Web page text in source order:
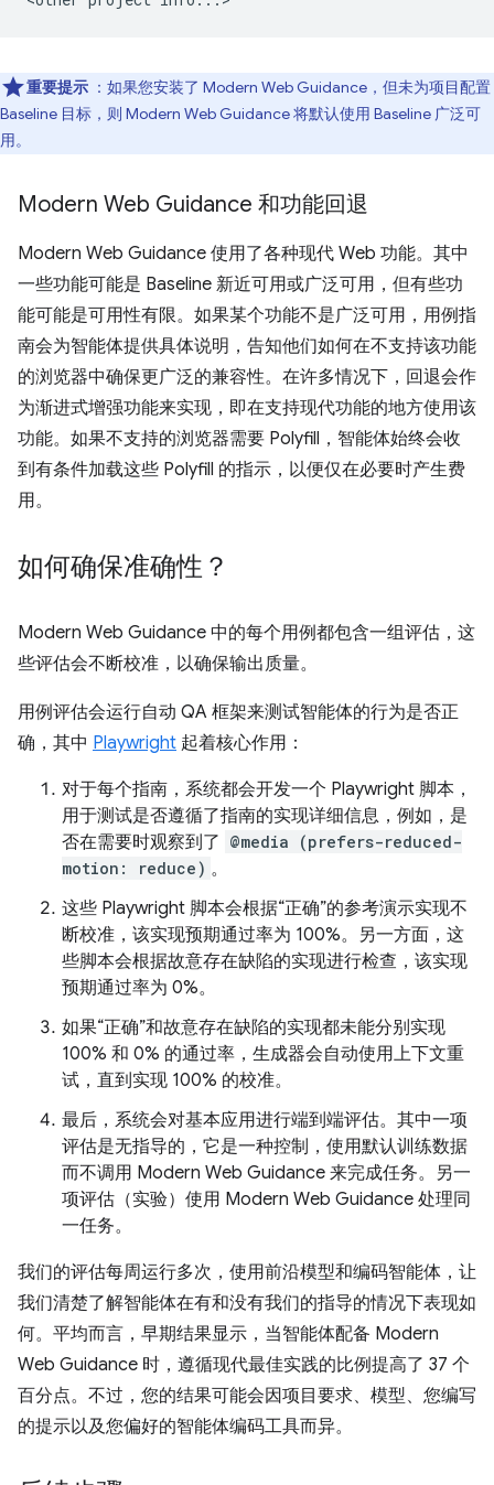
重要提示 ：如果您安装了 Modern Web Guidance，但未为项目配置
Baseline 目标，则 Modern Web Guidance 将默认使用 Baseline 广泛可
用。
Modern Web Guidance 和功能回退
Modern Web Guidance 使用了各种现代 Web 功能。其中
一些功能可能是 Baseline 新近可用或广泛可用，但有些功
能可能是可用性有限。如果某个功能不是广泛可用，用例指
南会为智能体提供具体说明，告知他们如何在不支持该功能
的浏览器中确保更广泛的兼容性。在许多情况下，回退会作
为渐进式增强功能来实现，即在支持现代功能的地方使用该
功能。如果不支持的浏览器需要 Polyfill，智能体始终会收
到有条件加载这些 Polyfill 的指示，以便仅在必要时产生费
用。
如何确保准确性？
Modern Web Guidance 中的每个用例都包含一组评估，这
些评估会不断校准，以确保输出质量。
用例评估会运行自动 QA 框架来测试智能体的行为是否正
确，其中 Playwright 起着核心作用：
对于每个指南，系统都会开发一个 Playwright 脚本，
用于测试是否遵循了指南的实现详细信息，例如，是
否在需要时观察到了 @media (prefers-reduced-
motion: reduce) 。
这些 Playwright 脚本会根据“正确”的参考演示实现不
断校准，该实现预期通过率为 100%。另一方面，这
些脚本会根据故意存在缺陷的实现进行检查，该实现
预期通过率为 0%。
如果“正确”和故意存在缺陷的实现都未能分别实现
100% 和 0% 的通过率，生成器会自动使用上下文重
试，直到实现 100% 的校准。
最后，系统会对基本应用进行端到端评估。其中一项
评估是无指导的，它是一种控制，使用默认训练数据
而不调用 Modern Web Guidance 来完成任务。另一
项评估（实验）使用 Modern Web Guidance 处理同
一任务。
我们的评估每周运行多次，使用前沿模型和编码智能体，让
我们清楚了解智能体在有和没有我们的指导的情况下表现如
何。平均而言，早期结果显示，当智能体配备 Modern
Web Guidance 时，遵循现代最佳实践的比例提高了 37 个
百分点。不过，您的结果可能会因项目要求、模型、您编写
的提示以及您偏好的智能体编码工具而异。